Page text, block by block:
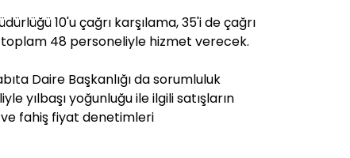
10'u çağrı karşılama, 35'i de çağrı
48 personeliyle hizmet verecek.
Daire Başkanlığı da sorumluluk
yılbaşı yoğunluğu ile ilgili satışların
fahiş fiyat denetimleri